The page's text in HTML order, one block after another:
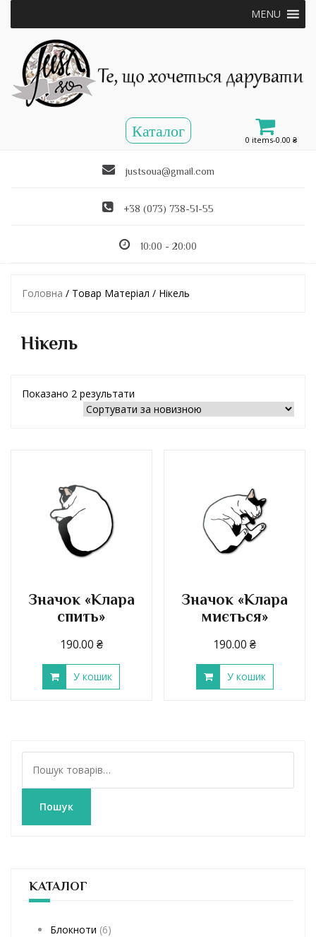
MENU
0 items-0.00₴
justsoua@gmail.com
+38 (073) 738-51-55
10:00 - 20:00
Головна / Товар Матеріал / Нікель
Нікель
Показано 2 результати
Значок «Клара
спить»
190.00 ₴
У кошик
Значок «Клара
миється»
190.00₴
У кошик
к
Пошук
КАТАЛОГ
Блокноти (6)